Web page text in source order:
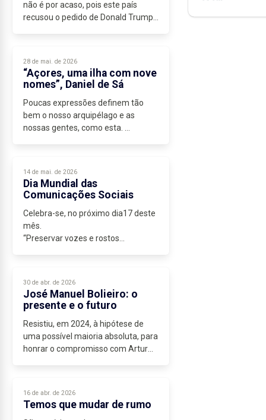
não é por acaso, pois este país
recusou o pedido de Donald Trump
Leão...
28 de mai. de 2026
“Açores, uma ilha com nove
nomes”, Daniel de Sá
Poucas expressões definem tão
bem o nosso arquipélago e as
nossas gentes, como esta.
atualidade...
14 de mai. de 2026
Dia Mundial das
Comunicações Sociais
Celebra-se, no próximo dia17 deste
mês.
“Preservar vozes e rostos
comunicação social clara e
transparente...
30 de abr. de 2026
José Manuel Bolieiro: o
presente e o futuro
Resistiu, em 2024, à hipótese de
uma possível maioria absoluta, para
honrar o compromisso com Artur
É do domínio público, que...
16 de abr. de 2026
Temos que mudar de rumo